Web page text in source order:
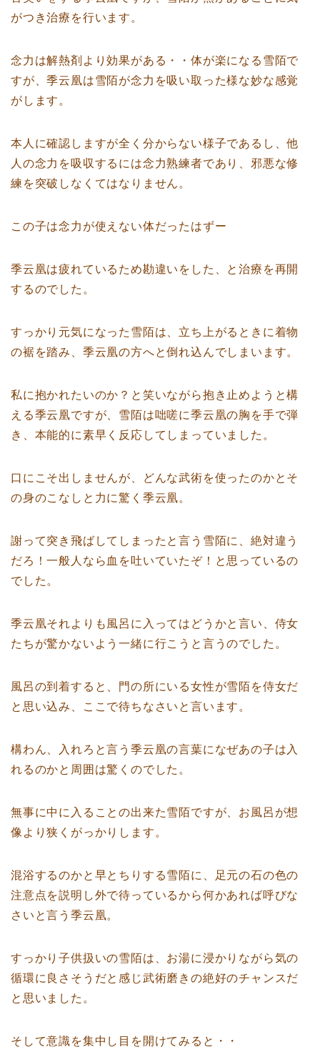
がつき治療を行います。
念力は解熱剤より効果がある・・体が楽になる雪陌で
すが、季云凰は雪陌が念力を吸い取った様な妙な感覚
がします。
本人に確認しますが全く分からない様子であるし、他
人の念力を吸収するには念力熟練者であり、邪悪な修
練を突破しなくてはなりません。
この子は念力が使えない体だったはずー
季云凰は疲れているため勘違いをした、と治療を再開
するのでした。
すっかり元気になった雪陌は、立ち上がるときに着物
の裾を踏み、季云凰の方へと倒れ込んでしまいます。
私に抱かれたいのか？と笑いながら抱き止めようと構
える季云凰ですが、雪陌は咄嗟に季云凰の胸を手で弾
き、本能的に素早く反応してしまっていました。
口にこそ出しませんが、どんな武術を使ったのかとそ
の身のこなしと力に驚く季云凰。
謝って突き飛ばしてしまったと言う雪陌に、絶対違う
だろ！一般人なら血を吐いていたぞ！と思っているの
でした。
季云凰それよりも風呂に入ってはどうかと言い、侍女
たちが驚かないよう一緒に行こうと言うのでした。
風呂の到着すると、門の所にいる女性が雪陌を侍女だ
と思い込み、ここで待ちなさいと言います。
構わん、入れろと言う季云凰の言葉になぜあの子は入
れるのかと周囲は驚くのでした。
無事に中に入ることの出来た雪陌ですが、お風呂が想
像より狭くがっかりします。
混浴するのかと早とちりする雪陌に、足元の石の色の
注意点を説明し外で待っているから何かあれば呼びな
さいと言う季云凰。
すっかり子供扱いの雪陌は、お湯に浸かりながら気の
循環に良さそうだと感じ武術磨きの絶好のチャンスだ
と思いました。
そして意識を集中し目を開けてみると・・